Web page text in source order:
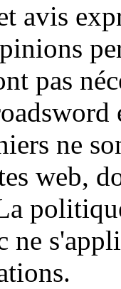
avis
pas
ne
web,